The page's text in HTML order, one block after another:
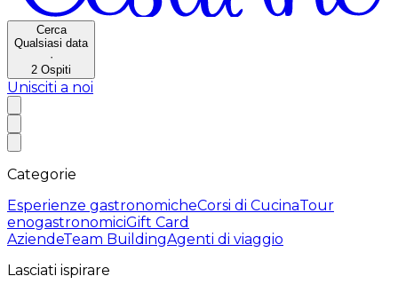
Cerca
Qualsiasi data
·
2 Ospiti
Unisciti a noi
Categorie
Esperienze gastronomicheCorsi di CucinaTour
enogastronomiciGift Card
AziendeTeam BuildingAgenti di viaggio
Lasciati ispirare